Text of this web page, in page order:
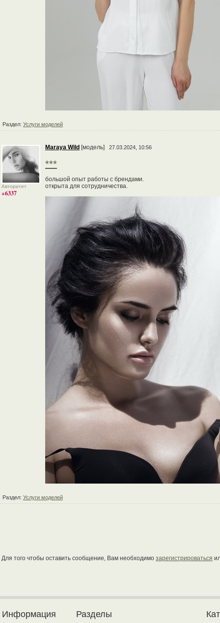
Раздел: Услуги моделей
Авторитет
+6337
Maraya Wild [модель] 27.03.2024, 10:56
***
большой опыт работы с брендами.
открыта для сотрудничества.
Раздел: Услуги моделей
Для того чтобы оставить сообщение, Вам необходимо зарегистрироваться
Информация Разделы